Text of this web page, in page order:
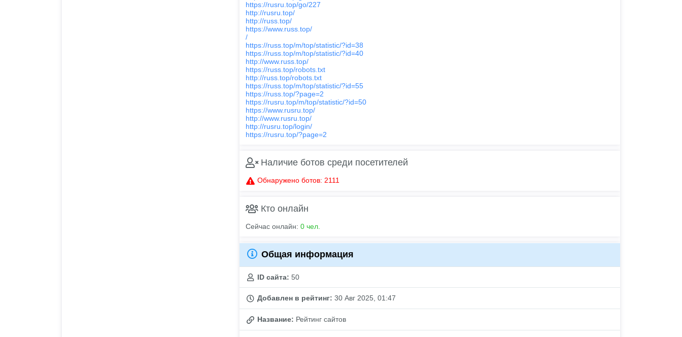
https://rusru.top/go/227
http://rusru.top/
http://russ.top/
https://www.russ.top/
/
https://russ.top/m/top/statistic/?id=38
https://russ.top/m/top/statistic/?id=40
http://www.russ.top/
https://russ.top/robots.txt
http://russ.top/robots.txt
https://russ.top/m/top/statistic/?id=55
https://russ.top/?page=2
https://rusru.top/m/top/statistic/?id=50
https://www.rusru.top/
http://www.rusru.top/
http://rusru.top/login/
https://rusru.top/?page=2
Наличие ботов среди посетителей
Обнаружено ботов: 2111
Кто онлайн
Сейчас онлайн: 0 чел.
Общая информация
ID сайта: 50
Добавлен в рейтинг: 30 Авг 2025, 01:47
Название: Рейтинг сайтов